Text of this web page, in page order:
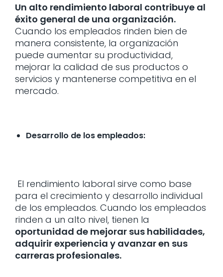
Un alto rendimiento laboral contribuye al
éxito general de una organización.
Cuando los empleados rinden bien de
manera consistente, la organización
puede aumentar su productividad,
mejorar la calidad de sus productos o
servicios y mantenerse competitiva en el
mercado.
Desarrollo de los empleados:
El rendimiento laboral sirve como base
para el crecimiento y desarrollo individual
de los empleados. Cuando los empleados
rinden a un alto nivel, tienen la
oportunidad de mejorar sus habilidades,
adquirir experiencia y avanzar en sus
carreras profesionales.